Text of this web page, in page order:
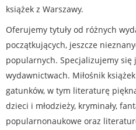
książek z Warszawy.
Oferujemy tytuły od różnych
początkujących, jeszcze
popularnych. Specjalizujemy się
wydawnictwach. Miłośnik
gatunków, w tym literaturę
dzieci i młodzieży, kryminały,
popularnonaukowe oraz